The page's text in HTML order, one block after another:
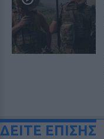
ΔΕΙΤΕ ΕΠΙΣΗΣ